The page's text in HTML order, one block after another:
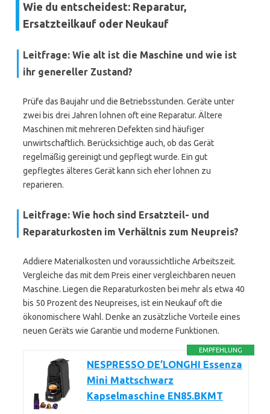
Wie du entscheidest: Reparatur,
Ersatzteilkauf oder Neukauf
Leitfrage: Wie alt ist die Maschine und wie ist
ihr genereller Zustand?
Prüfe das Baujahr und die Betriebsstunden. Geräte unter
zwei bis drei Jahren lohnen oft eine Reparatur. Ältere
Maschinen mit mehreren Defekten sind häufiger
unwirtschaftlich. Berücksichtige auch, ob das Gerät
regelmäßig gereinigt und gepflegt wurde. Ein gut
gepflegtes älteres Gerät kann sich eher lohnen zu
reparieren.
Leitfrage: Wie hoch sind Ersatzteil- und
Reparaturkosten im Verhältnis zum Neupreis?
Addiere Materialkosten und voraussichtliche Arbeitszeit.
Vergleiche das mit dem Preis einer vergleichbaren neuen
Maschine. Liegen die Reparaturkosten bei mehr als etwa 40
bis 50 Prozent des Neupreises, ist ein Neukauf oft die
ökonomischere Wahl. Denke an zusätzliche Vorteile eines
neuen Geräts wie Garantie und moderne Funktionen.
EMPFEHLUNG
NESPRESSO DE’LONGHI Essenza
Mini Mattschwarz
Kapselmaschine EN85.BKMT